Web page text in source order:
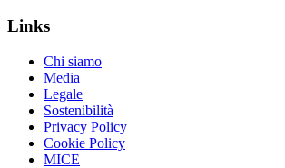
Links
Chi siamo
Media
Legale
Sostenibilità
Privacy Policy
Cookie Policy
MICE